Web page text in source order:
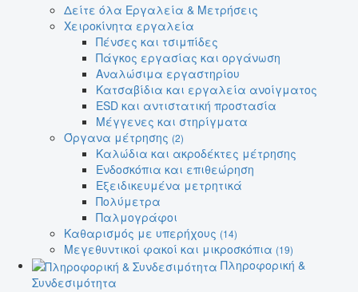
Δείτε όλα Εργαλεία & Μετρήσεις
Χειροκίνητα εργαλεία
Πένσες και τσιμπίδες
Πάγκος εργασίας και οργάνωση
Αναλώσιμα εργαστηρίου
Κατσαβίδια και εργαλεία ανοίγματος
ESD και αντιστατική προστασία
Μέγγενες και στηρίγματα
Όργανα μέτρησης (2)
Καλώδια και ακροδέκτες μέτρησης
Ενδοσκόπια και επιθεώρηση
Εξειδικευμένα μετρητικά
Πολύμετρα
Παλμογράφοι
Καθαρισμός με υπερήχους (14)
Μεγεθυντικοί φακοί και μικροσκόπια (19)
Πληροφορική &
Συνδεσιμότητα